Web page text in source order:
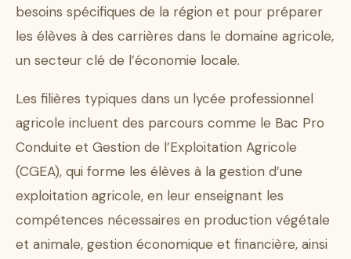
besoins spécifiques de la région et pour préparer
les élèves à des carrières dans le domaine agricole,
un secteur clé de l’économie locale.
Les filières typiques dans un lycée professionnel
agricole incluent des parcours comme le Bac Pro
Conduite et Gestion de l’Exploitation Agricole
(CGEA), qui forme les élèves à la gestion d’une
exploitation agricole, en leur enseignant les
compétences nécessaires en production végétale
et animale, gestion économique et financière, ainsi